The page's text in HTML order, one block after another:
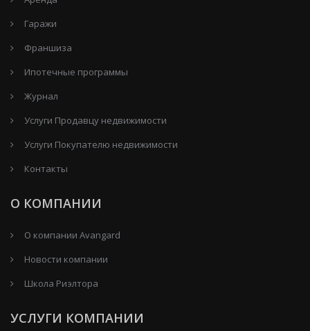
Гаражи
Франшиза
Ипотечные программы
Журнал
Услуги Продавцу недвижимости
Услуги Покупателю недвижимости
Контакты
О КОМПАНИИ
О компании Avangard
Новости компании
Школа Риэлтора
УСЛУГИ КОМПАНИИ